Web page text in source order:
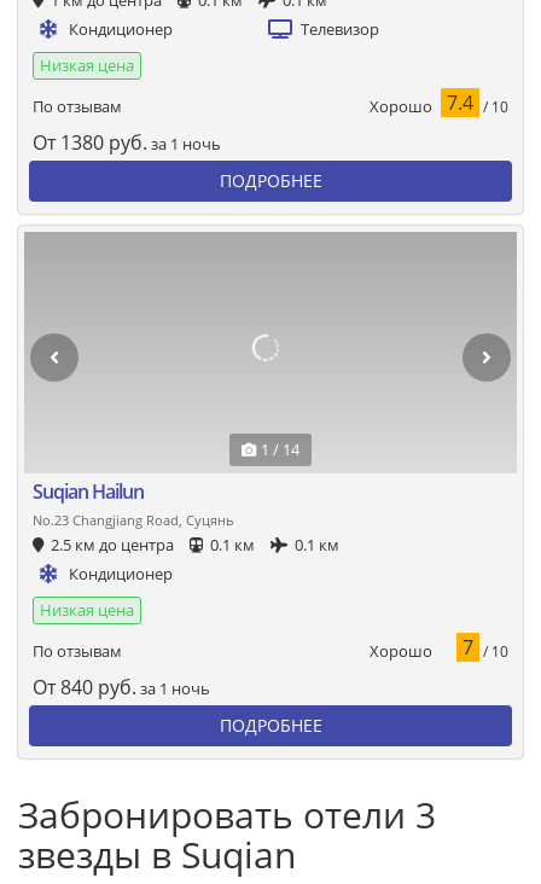
Кондиционер
Телевизор
Низкая цена
По отзывам
Хорошо 7.4 / 10
От 1380 руб. за 1 ночь
ПОДРОБНЕЕ
1 / 14
Suqian Hailun
No.23 Changjiang Road, Суцянь
2.5 км до центра 0.1 км
0.1 км
Кондиционер
Низкая цена
По отзывам
Хорошо 7 / 10
От840 руб. за 1 ночь
ПОДРОБНЕЕ
Забронировать отели 3
звезды в Suqian